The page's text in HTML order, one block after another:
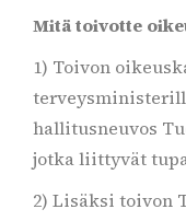
Mitä toivotte
1) Toivon
hallitusneuvos
jotka liittyvät
2) Lisäksi toivon